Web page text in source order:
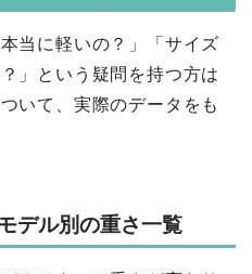
当に軽いの？」「サイズ
」という疑問を持つ方は
いて、実際のデータをも
デル別の重さ一覧